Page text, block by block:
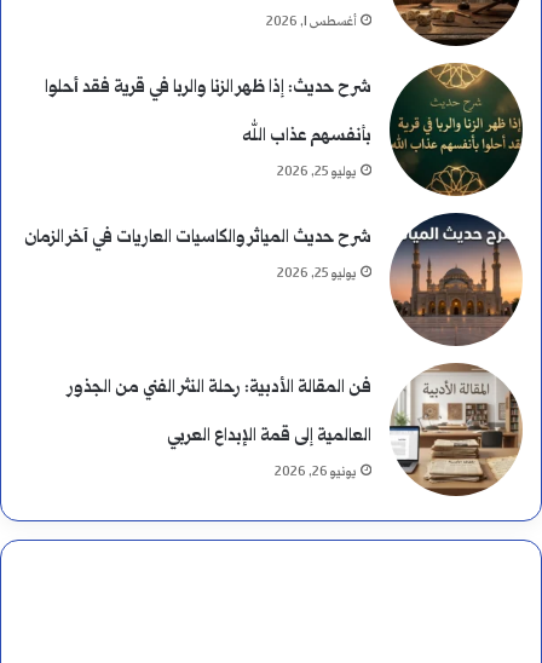
أغسطس 1, 2026
شرح حديث: إذا ظهر الزنا والربا في قرية فقد أحلوا
بأنفسهم عذاب الله
يوليو 25, 2026
شرح حديث المياثر والكاسيات العاريات في آخر الزمان
يوليو 25, 2026
فن المقالة الأدبية: رحلة النثر الفني من الجذور
العالمية إلى قمة الإبداع العربي
يونيو 26, 2026